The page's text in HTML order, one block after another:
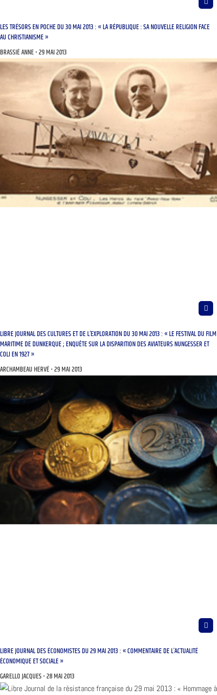
LES TRÉSORS EN POCHE DU 30 MAI 2013 : « LA RÉPUBLIQUE : SA NOUVELLE RELIGION FACE
AU CHRISTIANISME »
BRASSIÉ ANNE 29 MAI 2013
LIBRE JOURNAL DES CULTURES ET DE L’EXPLORATION DU 30 MAI 2013 : « LE FESTIVAL DU FILM
MARITIME DE DUNKERQUE ; ENQUÊTE SUR LA DISPARITION DES AVIATEURS NUNGESSER ET
COLI EN 1927 »
ARCHAMBEAU HERVÉ 29 MAI 2013
LIBRE JOURNAL DES ÉCONOMISTES DU 29 MAI 2013 : « COMMENTAIRE DE L’ACTUALITÉ
ÉCONOMIQUE ET SOCIALE »
GARELLO JACQUES 28 MAI 2013